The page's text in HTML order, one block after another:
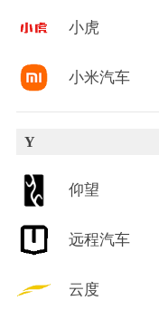
小虎
小米汽车
Y
仰望
远程汽车
云度